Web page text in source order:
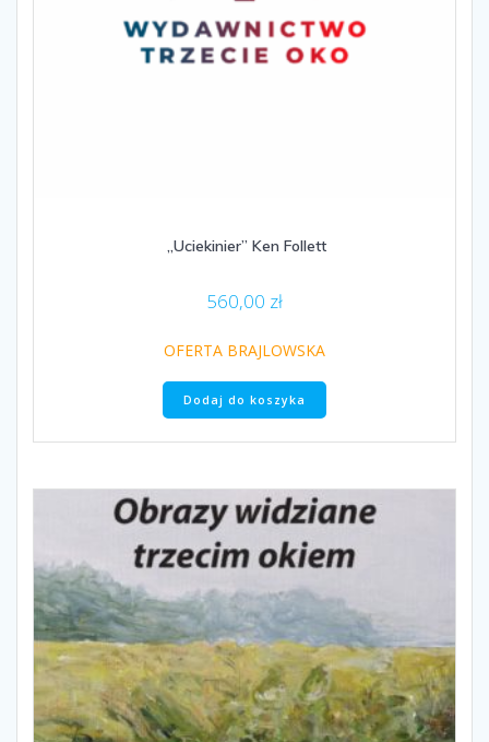
„Uciekinier” Ken Follett
560,00 zł
OFERTA BRAJLOWSKA
Dodaj do koszyka